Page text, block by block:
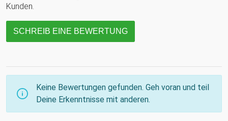
Kunden.
SCHREIB EINE BEWERTUNG
Keine Bewertungen gefunden. Geh voran und teil
Deine Erkenntnisse mit anderen.